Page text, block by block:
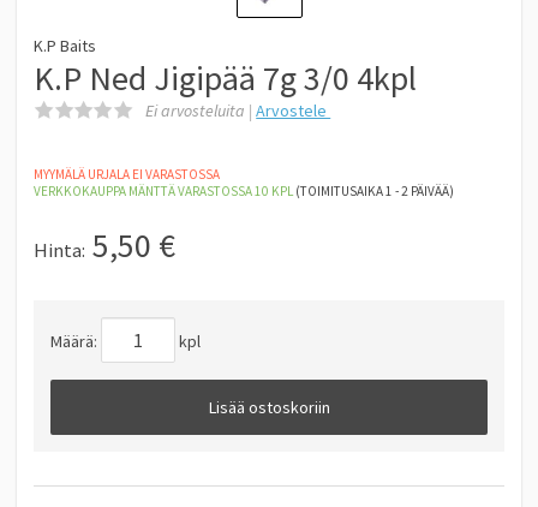
K.P Baits
K.P Ned Jigipää 7g 3/0 4kpl
Ei arvosteluita |Arvostele
MYYMÄLÄ URJALA EI VARASTOSSA
VERKKOKAUPPA MÄNTTÄVARASTOSSA 10 KPL(TOIMITUSAIKA 1 - 2 PÄIVÄÄ)
Hinta: 5,50 €
Määrä: kpl
Lisää ostoskoriin